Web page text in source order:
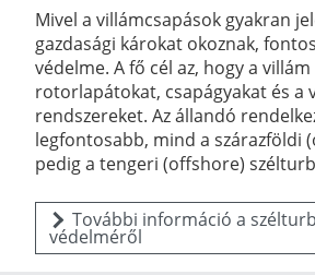
Mivel a villámcsapások gyakran
gazdasági károkat okoznak,
védelme. A fő cél az, hogy a
rotorlapátokat, csapágyakat és a
rendszereket. Az állandó
legfontosabb, mind a szárazföldi
pedig a tengeri (offshore)
További információ a
védelméről